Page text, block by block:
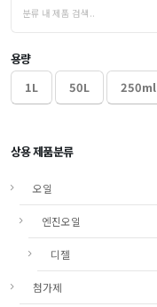
용량
1L
50L 250ml
상용 제품분류
오일
엔진오일
디젤
첨가제